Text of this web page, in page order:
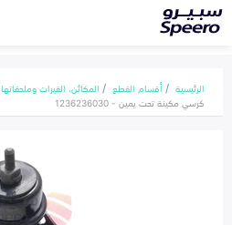
الرئيسية أقسام القطع
المكائن، القيرات وملحقاتها
كرسي مكينة تحت يمين - 1236236030